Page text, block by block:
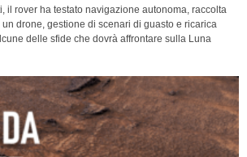
il rover ha testato navigazione autonoma, raccolta
drone, gestione di scenari di guasto e ricarica
delle sfide che dovrà affrontare sulla Luna